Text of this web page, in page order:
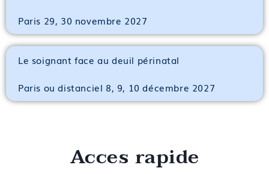
Paris 29, 30 novembre 2027
Le soignant face au deuil périnatal
Paris ou distanciel 8, 9, 10 décembre 2027
Acces rapide